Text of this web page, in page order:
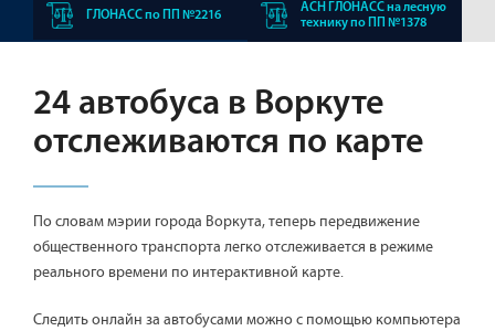
ГЛОНАСС по ПП №2216
АСН ГЛОНАСС на лесную
технику по ПП №1378
24 автобуса в Воркуте
отслеживаются по карте
По словам мэрии города Воркута, теперь передвижение
общественного транспорта легко отслеживается в режиме
реального времени по интерактивной карте.
Следить онлайн за автобусами можно с помощью компьютера